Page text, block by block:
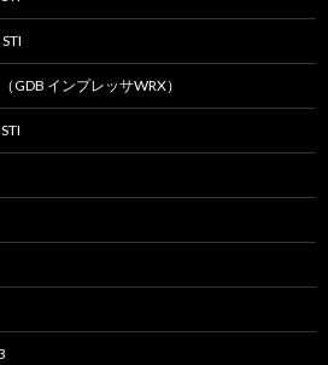
GDB インプレッサWRX）